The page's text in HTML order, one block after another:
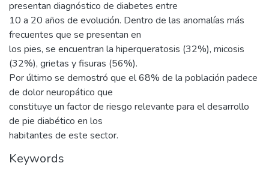
presentan diagnóstico de diabetes entre
10 a 20 años de evolución. Dentro de las anomalías más
frecuentes que se presentan en
los pies, se encuentran la hiperqueratosis (32%), micosis
(32%), grietas y fisuras (56%).
Por último se demostró que el 68% de la población padece
de dolor neuropático que
constituye un factor de riesgo relevante para el desarrollo
de pie diabético en los
habitantes de este sector.
Keywords